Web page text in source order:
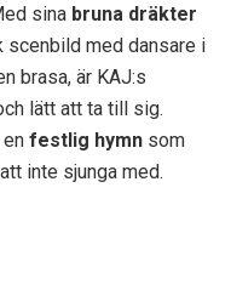
sina bruna dräkter
scenbild med dansare i
brasa, är KAJ:s
lätt att ta till sig.
festlig hymn som
inte sjunga med.